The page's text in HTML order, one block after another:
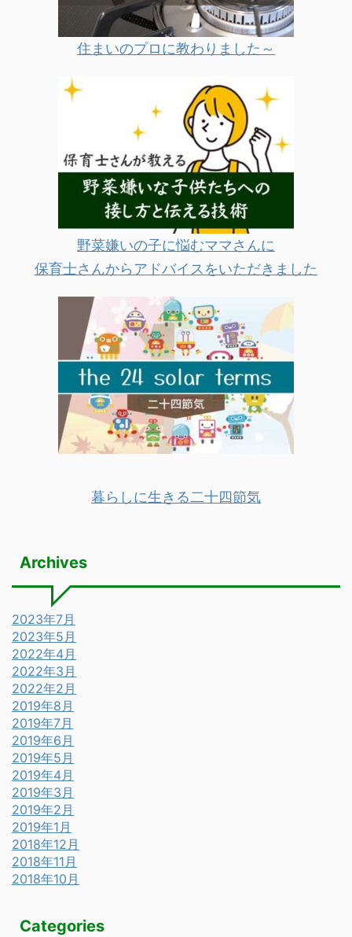
住まいのプロに教わりました～
野菜嫌いの子に悩むママさんに
保育士さんからアドバイスをいただきました
暮らしに生きる二十四節気
Archives
2023年7月
2023年5月
2022年4月
2022年3月
2022年2月
2019年8月
2019年7月
2019年6月
2019年5月
2019年4月
2019年3月
2019年2月
2019年1月
2018年12月
2018年11月
2018年10月
Categories